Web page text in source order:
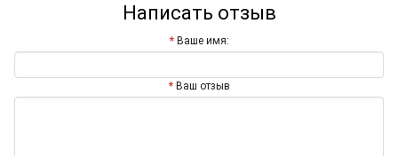
Написать отзыв
Ваше имя:
Ваш отзыв